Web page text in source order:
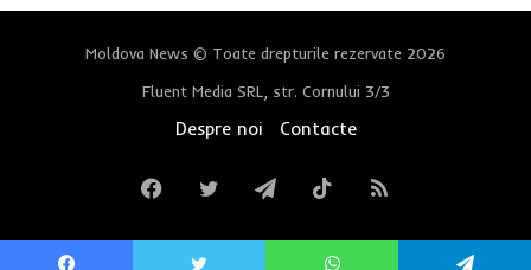
Moldova News © Toate drepturile rezervate 2026
Fluent Media SRL, str. Cornului 3/3
Despre noi Contacte
FacebookTwitterTelegramTikTokRSS